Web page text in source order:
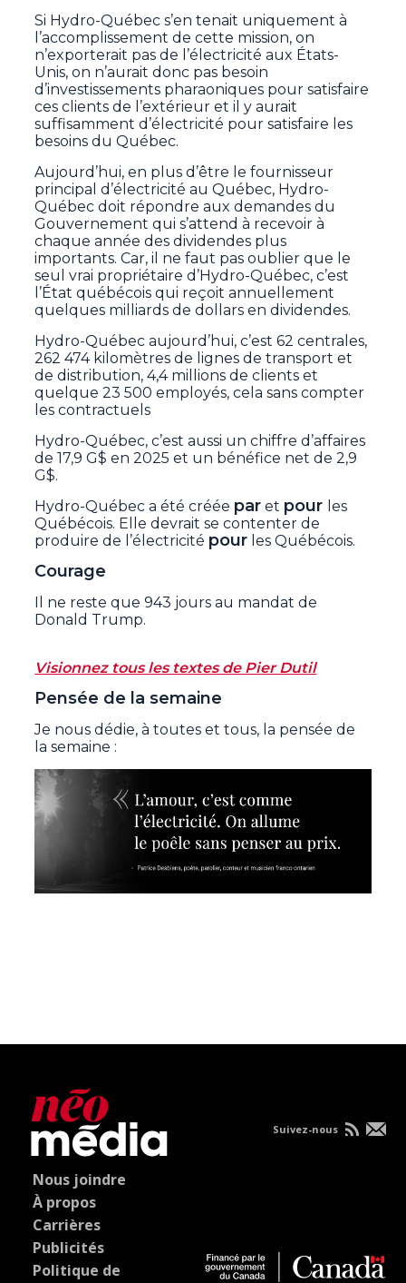
Si Hydro-Québec s’en tenait uniquement à
l’accomplissement de cette mission, on
n’exporterait pas de l’électricité aux États-
Unis, on n’aurait donc pas besoin
d’investissements pharaoniques pour satisfaire
ces clients de l’extérieur et il y aurait
suffisamment d’électricité pour satisfaire les
besoins du Québec.
Aujourd’hui, en plus d’être le fournisseur
principal d’électricité au Québec, Hydro-
Québec doit répondre aux demandes du
Gouvernement qui s’attend à recevoir à
chaque année des dividendes plus
importants. Car, il ne faut pas oublier que le
seul vrai propriétaire d’Hydro-Québec, c’est
l’État québécois qui reçoit annuellement
quelques milliards de dollars en dividendes.
Hydro-Québec aujourd’hui, c’est 62 centrales,
262 474 kilomètres de lignes de transport et
de distribution, 4,4 millions de clients et
quelque 23 500 employés, cela sans compter
les contractuels
Hydro-Québec, c’est aussi un chiffre d’affaires
de 17,9 G$ en 2025 et un bénéfice net de 2,9
G$.
Hydro-Québec a été créée par et pour les
Québécois. Elle devrait se contenter de
produire de l’électricité pour les Québécois.
Courage
Il ne reste que 943 jours au mandat de
Donald Trump.
Visionnez tous les textes de Pier Dutil
Pensée de la semaine
Je nous dédie, à toutes et tous, la pensée de
la semaine :
Nous joindre
À propos
Carrières
Publicités
Politique de
Suivez-nous